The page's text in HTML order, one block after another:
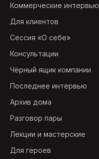
Коммерческие интервью
Для клиентов
Сессия «О себе»
Консультации
Чёрный ящик компании
Последнее интервью
Архив дома
Разговор пары
Лекции и мастерские
Для героев